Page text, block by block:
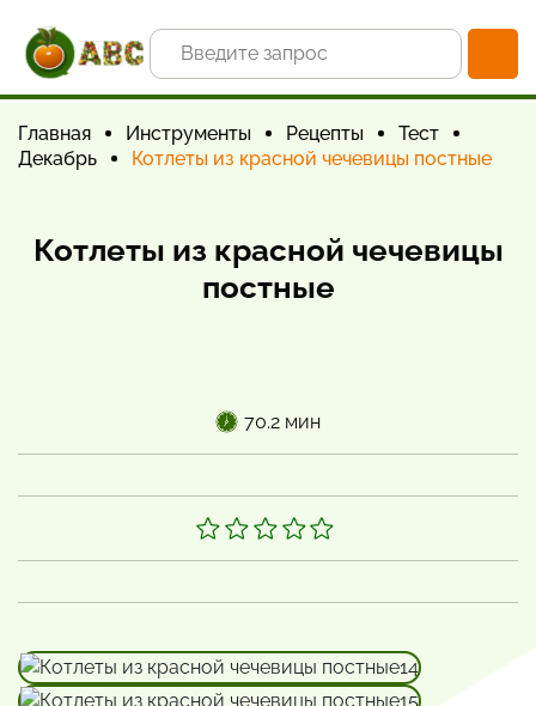
Главная Инструменты Рецепты
Тест
Декабрь
Котлеты из красной чечевицы постные
Котлеты из красной чечевицы
постные
70.2 мин